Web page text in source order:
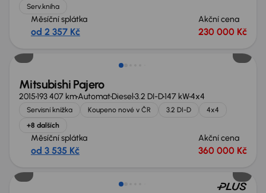
Serv.kniha
Měsíční splátka
od 2 357 Kč
Akční cena
230 000 Kč
Možnost odpočtu DPH
Mitsubishi Pajero
2015193 407 kmAutomatDiesel3.2 DI-D147 kW4x4
Servisní knížka Koupeno nové v ČR 3.2 DI-D
4x4
+8 dalších
Měsíční splátka
od 3 535 Kč
Akční cena
360 000 Kč